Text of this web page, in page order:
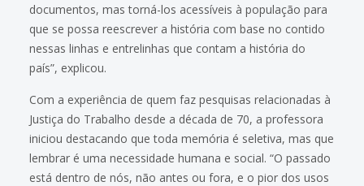
documentos, mas torná-los acessíveis à população para
que se possa reescrever a história com base no contido
nessas linhas e entrelinhas que contam a história do
país”, explicou.
Com a experiência de quem faz pesquisas relacionadas à
Justiça do Trabalho desde a década de 70, a professora
iniciou destacando que toda memória é seletiva, mas que
lembrar é uma necessidade humana e social. “O passado
está dentro de nós, não antes ou fora, e o pior dos usos